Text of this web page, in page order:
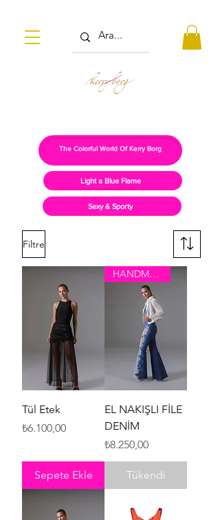
The Colorful World Of Kerry Borg
Light a Blue Flame
Sexy & Sporty
Filtre
Tül Etek
Fiyat
₺6.100,00
Sepete Ekle
HANDMADE
EL NAKIŞLI FİLE
DENİM
Fiyat
₺8.250,00
Tükendi